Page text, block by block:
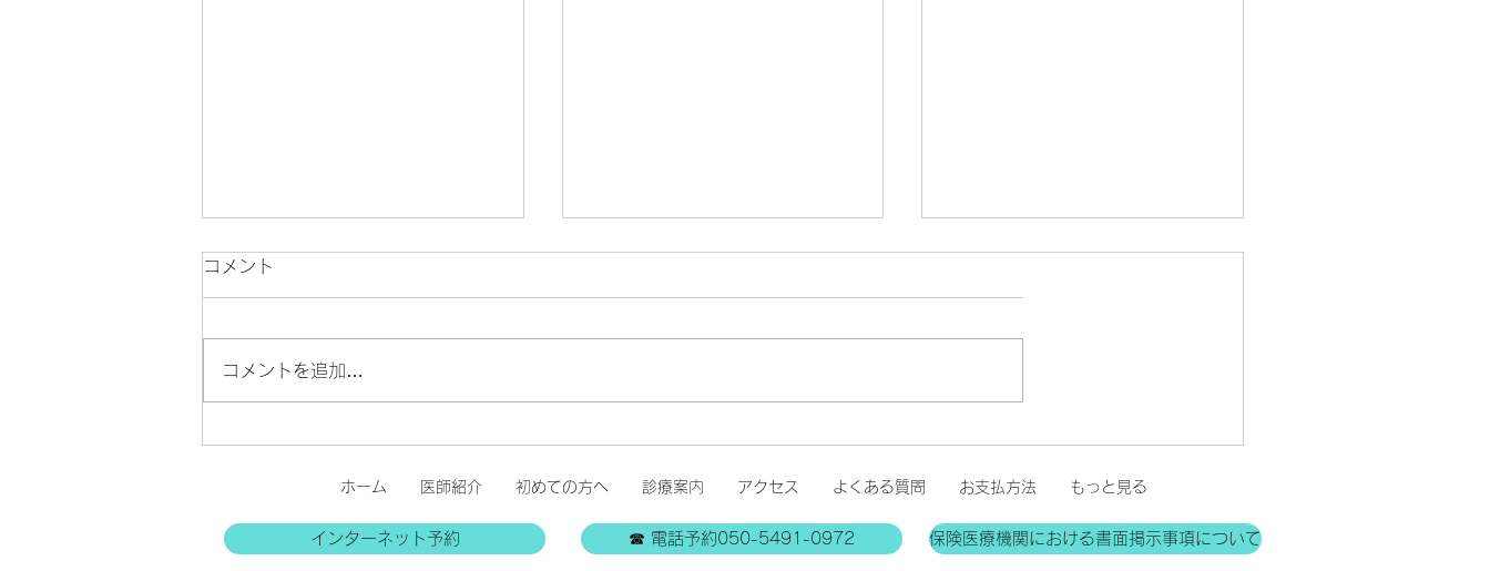
診療再開のお知らせ
診療いたします。 余震が続いて
おりますので、ご来院の際はどう
（水）は臨時休診とさせていただ
どよろしくお願い申し上げます。
診療再開につきましては、安全を
ジ・予約サイト・Instagramでお
知らせいたします。 皆様の安全
コメント
コメントを追加…
ホーム 医師紹介 初めての方へ 診療案内 アクセス よくある質問 お支払方法 もっと見る
インターネット予約 ☎ 電話予約050-5491-0972 保険医療機関における書面掲示事項について